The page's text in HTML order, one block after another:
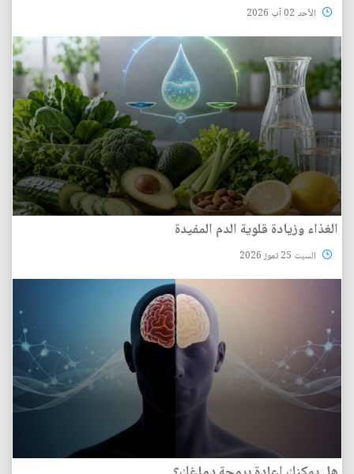
الأحد 02 آب 2026
الغذاء وزيادة قلوية الدم المفيدة
السبت 25 تموز 2026